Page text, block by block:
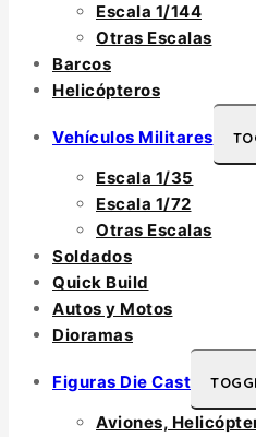
Escala 1/144
Otras Escalas
Barcos
Helicópteros
Vehículos Militares
Escala 1/35
Escala 1/72
Otras Escalas
Soldados
Quick Build
Autos y Motos
Dioramas
Figuras Die Cast
Aviones,